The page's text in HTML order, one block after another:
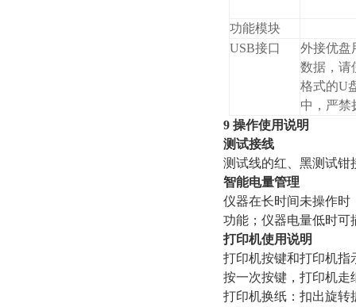
功能模块
USB接口
外接优盘
数据，请
格式的U
中，严禁
9 操作使用说明
测试接线
测试线的红、黑测试钳
智能电量管理
仪器在长时间未操作时
功能；仪器电量低时可
打印机使用说明
打印机按键和打印机指
按一次按键
打印机换纸：扣出旋转